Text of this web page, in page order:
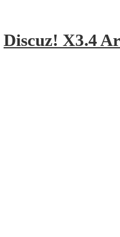
Discuz! X3.4